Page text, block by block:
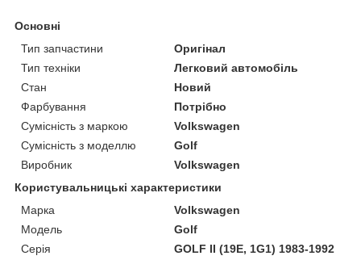
Основні
Тип запчастини
Оригінал
Тип техніки
Легковий автомобіль
Стан
Новий
Фарбування
Потрібно
Сумісність з маркою
Volkswagen
Сумісність з моделлю
Golf
Виробник
Volkswagen
Користувальницькі характеристики
Марка
Volkswagen
Модель
Golf
Серія
GOLF II (19E, 1G1) 1983-1992